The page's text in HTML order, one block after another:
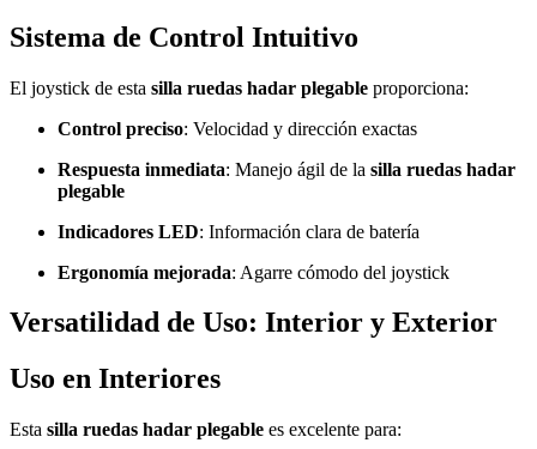
Sistema de Control Intuitivo
El joystick de esta silla ruedas hadar plegable proporciona:
Control preciso: Velocidad y dirección exactas
Respuesta inmediata: Manejo ágil de la silla ruedas hadar
plegable
Indicadores LED: Información clara de batería
Ergonomía mejorada: Agarre cómodo del joystick
Versatilidad de Uso: Interior y Exterior
Uso en Interiores
Esta silla ruedas hadar plegable es excelente para: